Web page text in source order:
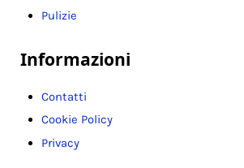
Pulizie
Informazioni
Contatti
Cookie Policy
Privacy